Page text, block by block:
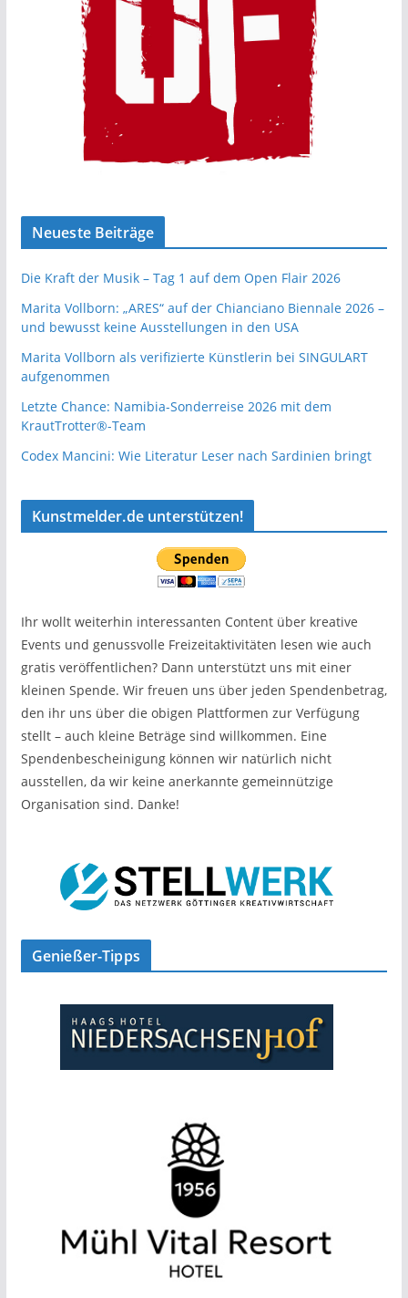
Neueste Beiträge
Die Kraft der Musik – Tag 1 auf dem Open Flair 2026
Marita Vollborn: „ARES“ auf der Chianciano Biennale 2026 –
und bewusst keine Ausstellungen in den USA
Marita Vollborn als verifizierte Künstlerin bei SINGULART
aufgenommen
Letzte Chance: Namibia-Sonderreise 2026 mit dem
KrautTrotter®-Team
Codex Mancini: Wie Literatur Leser nach Sardinien bringt
Kunstmelder.de unterstützen!
Ihr wollt weiterhin interessanten Content über kreative
Events und genussvolle Freizeitaktivitäten lesen wie auch
gratis veröffentlichen? Dann unterstützt uns mit einer
kleinen Spende. Wir freuen uns über jeden Spendenbetrag,
den ihr uns über die obigen Plattformen zur Verfügung
stellt – auch kleine Beträge sind willkommen. Eine
Spendenbescheinigung können wir natürlich nicht
ausstellen, da wir keine anerkannte gemeinnützige
Organisation sind. Danke!
Genießer-Tipps